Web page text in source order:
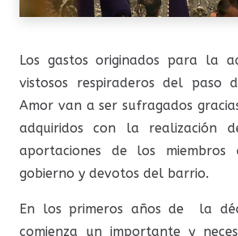
Los gastos originados para la
vistosos respiraderos del paso
Amor van a ser sufragados
adquiridos con la realización
aportaciones de los
gobierno y devotos del barrio.
En los primeros años de la
comienza un importante y